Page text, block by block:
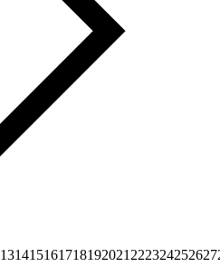
131415161718192021 222324252627